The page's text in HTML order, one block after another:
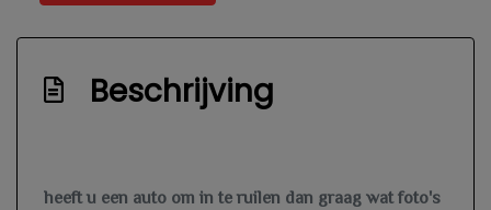
Hoofd airbag(s) achter
Beschrijving
heeft u een auto om in te ruilen dan graag wat foto's